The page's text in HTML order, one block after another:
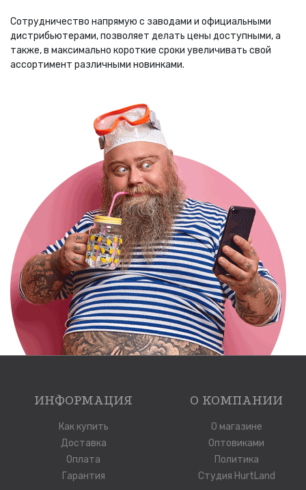
Сотрудничество напрямую с заводами и официальными
дистрибьютерами, позволяет делать цены доступными, а
также, в максимально короткие сроки увеличивать свой
ассортимент различными новинками.
ИНФОРМАЦИЯ
Как купить
Доставка
Оплата
Гарантия
О КОМПАНИИ
О магазине
Оптовиками
Политика
Студия HurtLand